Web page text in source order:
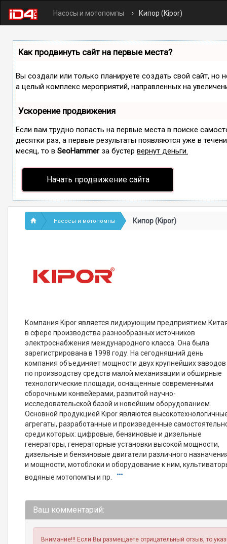
Насосы и мотопомпы Кипор (Kipor)
Как продвинуть сайт на первые места?
Вы создали или только планируете создать свой сайт, но
а целый комплекс мероприятий, направленных на
Ускорение продвижения
Если вам трудно попасть на первые места в поиске
десятки раз, а первые результаты появляются уже в
месяц, то в SeoHammerза бустер вернут деньги.
Начать продвижение сайта
Насосы и мотопомпы Кипор (Kipor)
Компания Kipor является лидирующим предприятием
в сфере производства разнообразных источников
электроснабжения международного класса. Она была
зарегистрирована в 1998 году. На сегодняшний день
компания объединяет мощности двух крупнейших заводов
по производству средств малой механизации и обширные
технологические площади, оснащенные современными
сборочными конвейерами, развитой научно-
исследовательской базой и новейшим оборудованием.
Основной продукцией Kipor являются
агрегаты, разработанные и произведенные
среди которых: цифровые, бензиновые и дизельные
генераторы, генераторные установки высокой мощности,
дизельные и бензиновые двигатели различного
и мощности, мотоблоки и оборудование к ним,
водяные мотопомпы и пр.
Ваш комментарий:
Внимание!!! Если Вы размещаете отрицательный отзыв, то